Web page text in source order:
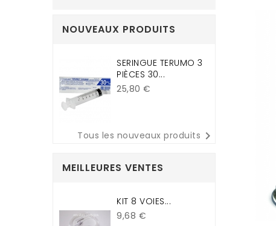
NOUVEAUX PRODUITS
SERINGUE TERUMO 3
PIÈCES 30...
Prix
25,80 €
Tous les nouveaux produits 
MEILLEURES VENTES
KIT 8 VOIES...
Prix
9,68 €